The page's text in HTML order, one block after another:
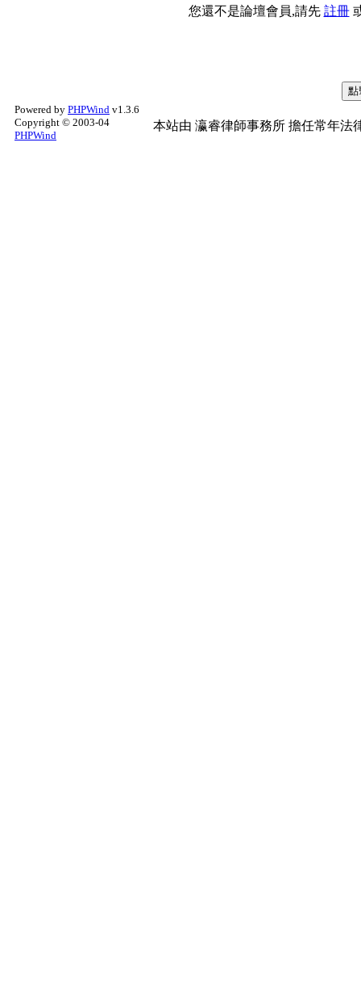
您還不是論壇會員,請先 註冊
Powered by PHPWind v1.3.6
Copyright © 2003-04
PHPWind
本站由 瀛睿律師事務所 擔任常年法